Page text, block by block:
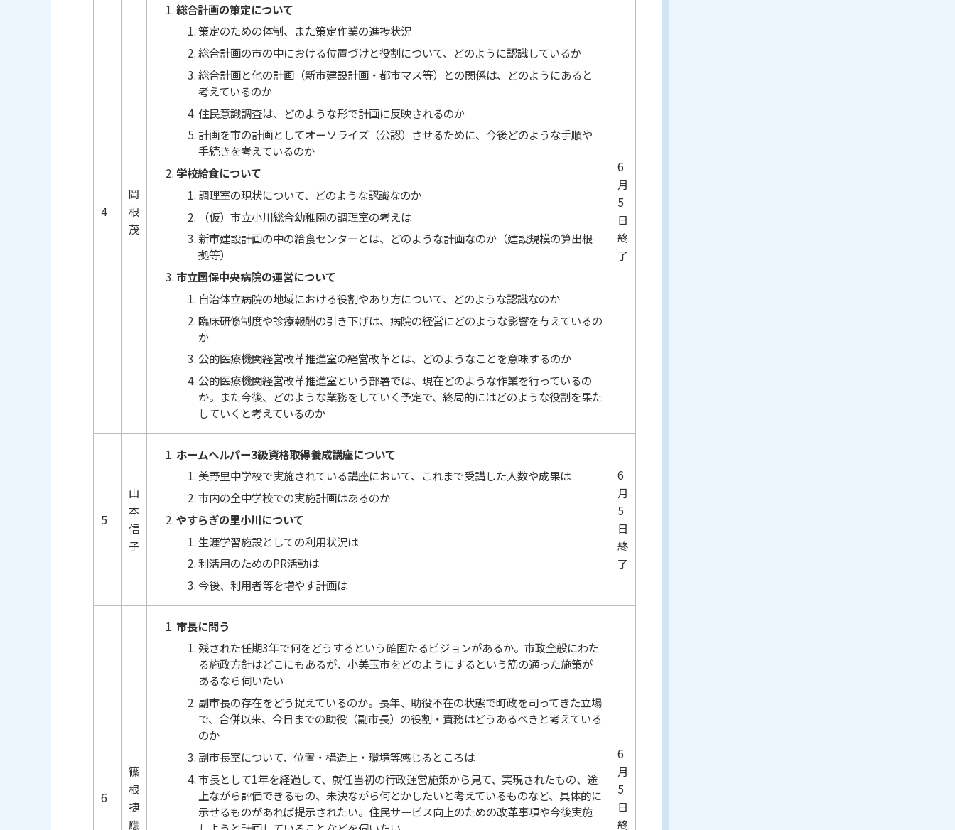
4
岡
根
茂
総合計画の策定について
策定のための体制、また策定作業の進捗状況
総合計画の市の中における位置づけと役割について、どのように認識しているか
総合計画と他の計画（新市建設計画・都市マス等）との関係は、どのようにあると
考えているのか
住民意識調査は、どのような形で計画に反映されるのか
計画を市の計画としてオーソライズ（公認）させるために、今後どのような手順や
手続きを考えているのか
学校給食について
調理室の現状について、どのような認識なのか
（仮）市立小川総合幼稚園の調理室の考えは
新市建設計画の中の給食センターとは、どのような計画なのか（建設規模の算出根
拠等）
市立国保中央病院の運営について
自治体立病院の地域における役割やあり方について、どのような認識なのか
臨床研修制度や診療報酬の引き下げは、病院の経営にどのような影響を与えているの
か
公的医療機関経営改革推進室の経営改革とは、どのようなことを意味するのか
公的医療機関経営改革推進室という部署では、現在どのような作業を行っているの
か。また今後、どのような業務をしていく予定で、終局的にはどのような役割を果た
していくと考えているのか
6
月
5
日
終
了
5
山
本
信
子
ホームヘルパー3級資格取得養成講座について
美野里中学校で実施されている講座において、これまで受講した人数や成果は
市内の全中学校での実施計画はあるのか
やすらぎの里小川について
生涯学習施設としての利用状況は
利活用のためのPR活動は
今後、利用者等を増やす計画は
6
月
5
日
終
了
6
篠
根
捷
應
市長に問う
残された任期3年で何をどうするという確固たるビジョンがあるか。市政全般にわた
る施政方針はどこにもあるが、小美玉市をどのようにするという筋の通った施策が
あるなら伺いたい
副市長の存在をどう捉えているのか。長年、助役不在の状態で町政を司ってきた立場
で、合併以来、今日までの助役（副市長）の役割・責務はどうあるべきと考えている
のか
副市長室について、位置・構造上・環境等感じるところは
市長として1年を経過して、就任当初の行政運営施策から見て、実現されたもの、途
上ながら評価できるもの、未決ながら何とかしたいと考えているものなど、具体的に
示せるものがあれば提示されたい。住民サービス向上のための改革事項や今後実施
6
月
5
日
終